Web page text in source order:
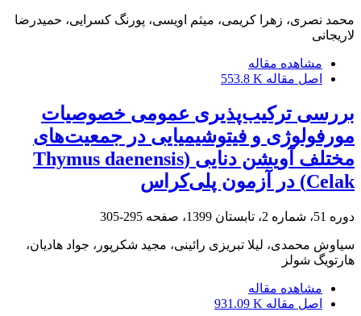
محمد نصری، زهرا کریمی، میثم اویسی، پورنگ کسرایی، حمیدرضا
لاریجانی
مشاهده مقاله
اصل مقاله 553.8 K
بررسی ترکیب‌پذیری عمومی خصوصیات
مورفولوژی و فیتوشیمیایی در جمعیت‌های
مختلف آویشن ‏دنایی (‏Thymus daenensis
Celak‏) در آزمون پلی‌کراس
دوره 51، شماره 2، تابستان 1399، صفحه 295-305
سیاوش محمدی، لیلا تبریزی رائینی، مجید شکرپور، جواد هادیان،
هارتویگ شولز
مشاهده مقاله
اصل مقاله 931.09 K